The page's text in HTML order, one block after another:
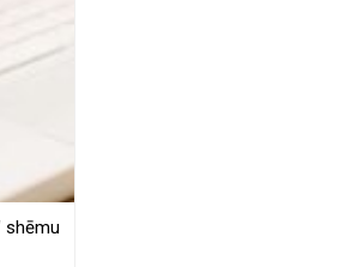
shēmu